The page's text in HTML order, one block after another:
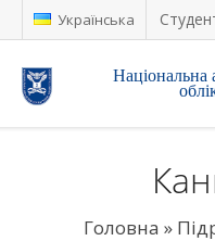
Українська
Національна
Головна »